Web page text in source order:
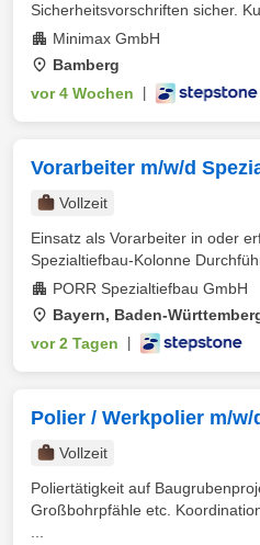
Sicherheitsvorschriften sicher.
Minimax GmbH
Bamberg
vor 4 Wochen
Vorarbeiter m/w/d
Vollzeit
Einsatz als Vorarbeiter in oder
Spezialtiefbau-Kolonne
PORR Spezialtiefbau GmbH
Bayern, Baden-
vor 2 Tagen
Polier / Werkpolier m/
Vollzeit
Poliertätigkeit auf
Großbohrpfähle etc.